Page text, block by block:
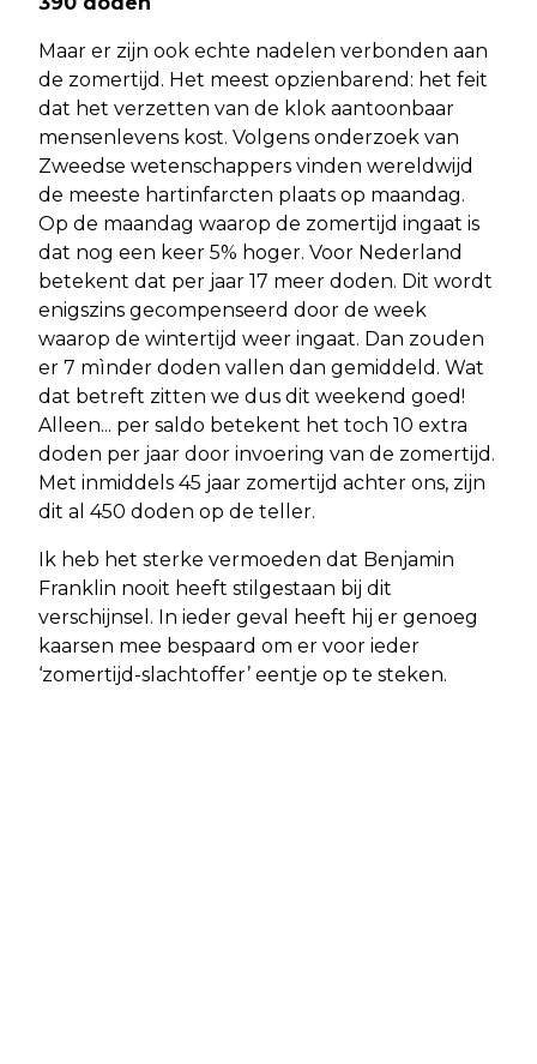
Maar er zijn ook echte nadelen verbonden aan
de zomertijd. Het meest opzienbarend: het feit
dat het verzetten van de klok aantoonbaar
mensenlevens kost. Volgens onderzoek van
Zweedse wetenschappers vinden wereldwijd
de meeste hartinfarcten plaats op maandag.
Op de maandag waarop de zomertijd ingaat is
dat nog een keer 5% hoger. Voor Nederland
betekent dat per jaar 17 meer doden. Dit wordt
enigszins gecompenseerd door de week
waarop de wintertijd weer ingaat. Dan zouden
er 7 mìnder doden vallen dan gemiddeld. Wat
dat betreft zitten we dus dit weekend goed!
Alleen... per saldo betekent het toch 10 extra
doden per jaar door invoering van de zomertijd.
Met inmiddels 45 jaar zomertijd achter ons, zijn
dit al 450 doden op de teller.
Ik heb het sterke vermoeden dat Benjamin
Franklin nooit heeft stilgestaan bij dit
verschijnsel. In ieder geval heeft hij er genoeg
kaarsen mee bespaard om er voor ieder
‘zomertijd-slachtoffer’ eentje op te steken.